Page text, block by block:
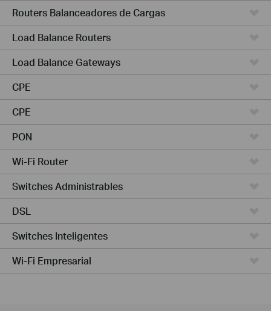
Routers Balanceadores de Cargas
Load Balance Routers
Load Balance Gateways
CPE
CPE
PON
Wi-Fi Router
Switches Administrables
DSL
Switches Inteligentes
Wi-Fi Empresarial